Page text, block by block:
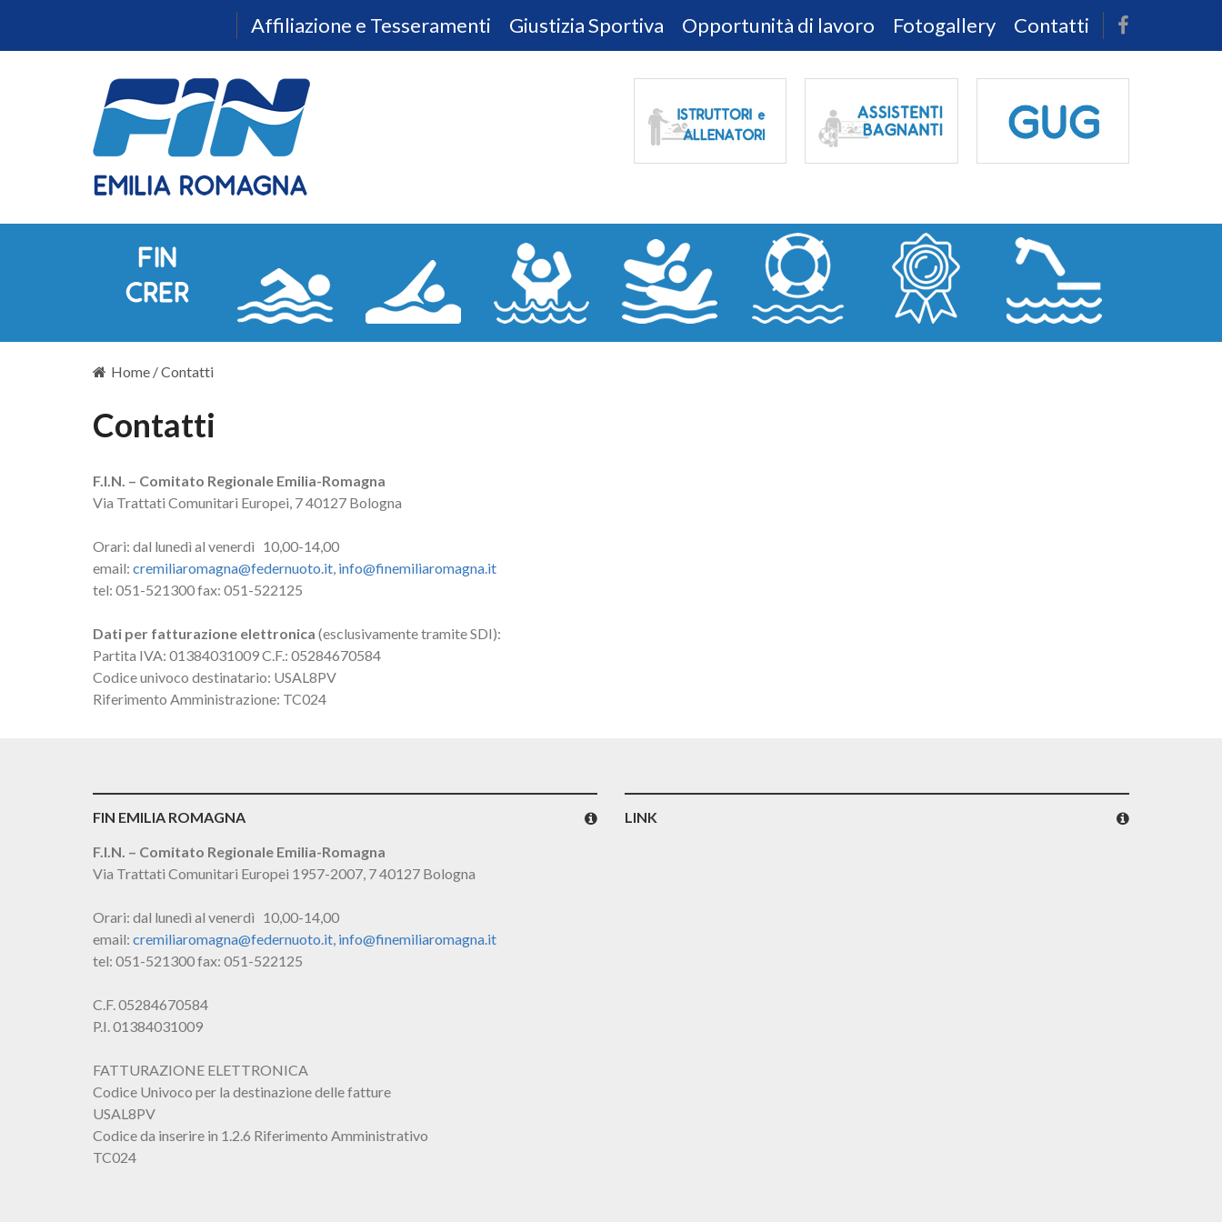
Affiliazione e Tesseramenti Giustizia Sportiva Opportunità di lavoro Fotogallery Contatti
Home /Contatti
Contatti
F.I.N. – Comitato Regionale Emilia-Romagna
Via Trattati Comunitari Europei, 7 40127 Bologna
Orari: dal lunedì al venerdì 10,00-14,00
email: cremiliaromagna@federnuoto.it, info@finemiliaromagna.it
tel: 051-521300 fax: 051-522125
Dati per fatturazione elettronica (esclusivamente tramite SDI):
Partita IVA: 01384031009 C.F.: 05284670584
Codice univoco destinatario: USAL8PV
Riferimento Amministrazione: TC024
FIN EMILIA ROMAGNA
F.I.N. – Comitato Regionale Emilia-Romagna
Via Trattati Comunitari Europei 1957-2007, 7 40127 Bologna
Orari: dal lunedì al venerdì 10,00-14,00
email: cremiliaromagna@federnuoto.it, info@finemiliaromagna.it
tel: 051-521300 fax: 051-522125
C.F. 05284670584
P.I. 01384031009
FATTURAZIONE ELETTRONICA
Codice Univoco per la destinazione delle fatture
USAL8PV
Codice da inserire in 1.2.6 Riferimento Amministrativo
TC024
LINK